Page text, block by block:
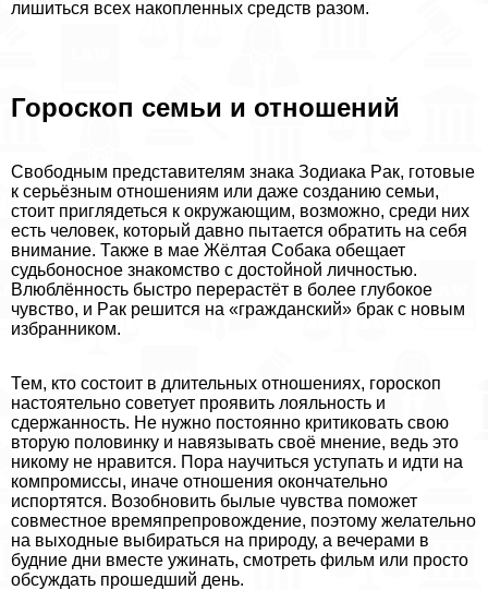
лишиться всех накопленных средств разом.
Гороскоп семьи и отношений
Свободным представителям знака Зодиака Paк, готовые
к серьёзным отношениям или даже созданию семьи,
стоит приглядеться к окружающим, возможно, среди них
есть человек, который давно пытается обратить на себя
внимание. Также в мае Жёлтая Собака обещает
судьбоносное знакомство с достойной личностью.
Влюблённость быстро перерастёт в более глубокое
чувство, и Paк решится на «гражданский» бpaк с новым
избранником.
Тем, кто состоит в длительных отношениях, гороскоп
настоятельно советует проявить лояльность и
сдержанность. Не нужно постоянно критиковать свою
вторую половинку и навязывать своё мнение, ведь это
никому не нравится. Пора научиться уступать и идти на
компромиссы, иначе отношения окончательно
испортятся. Возобновить былые чувства поможет
совместное времяпрепровождение, поэтому желательно
на выходные выбираться на природу, а вечерами в
будние дни вместе ужинать, смотреть фильм или просто
обсуждать прошедший день.